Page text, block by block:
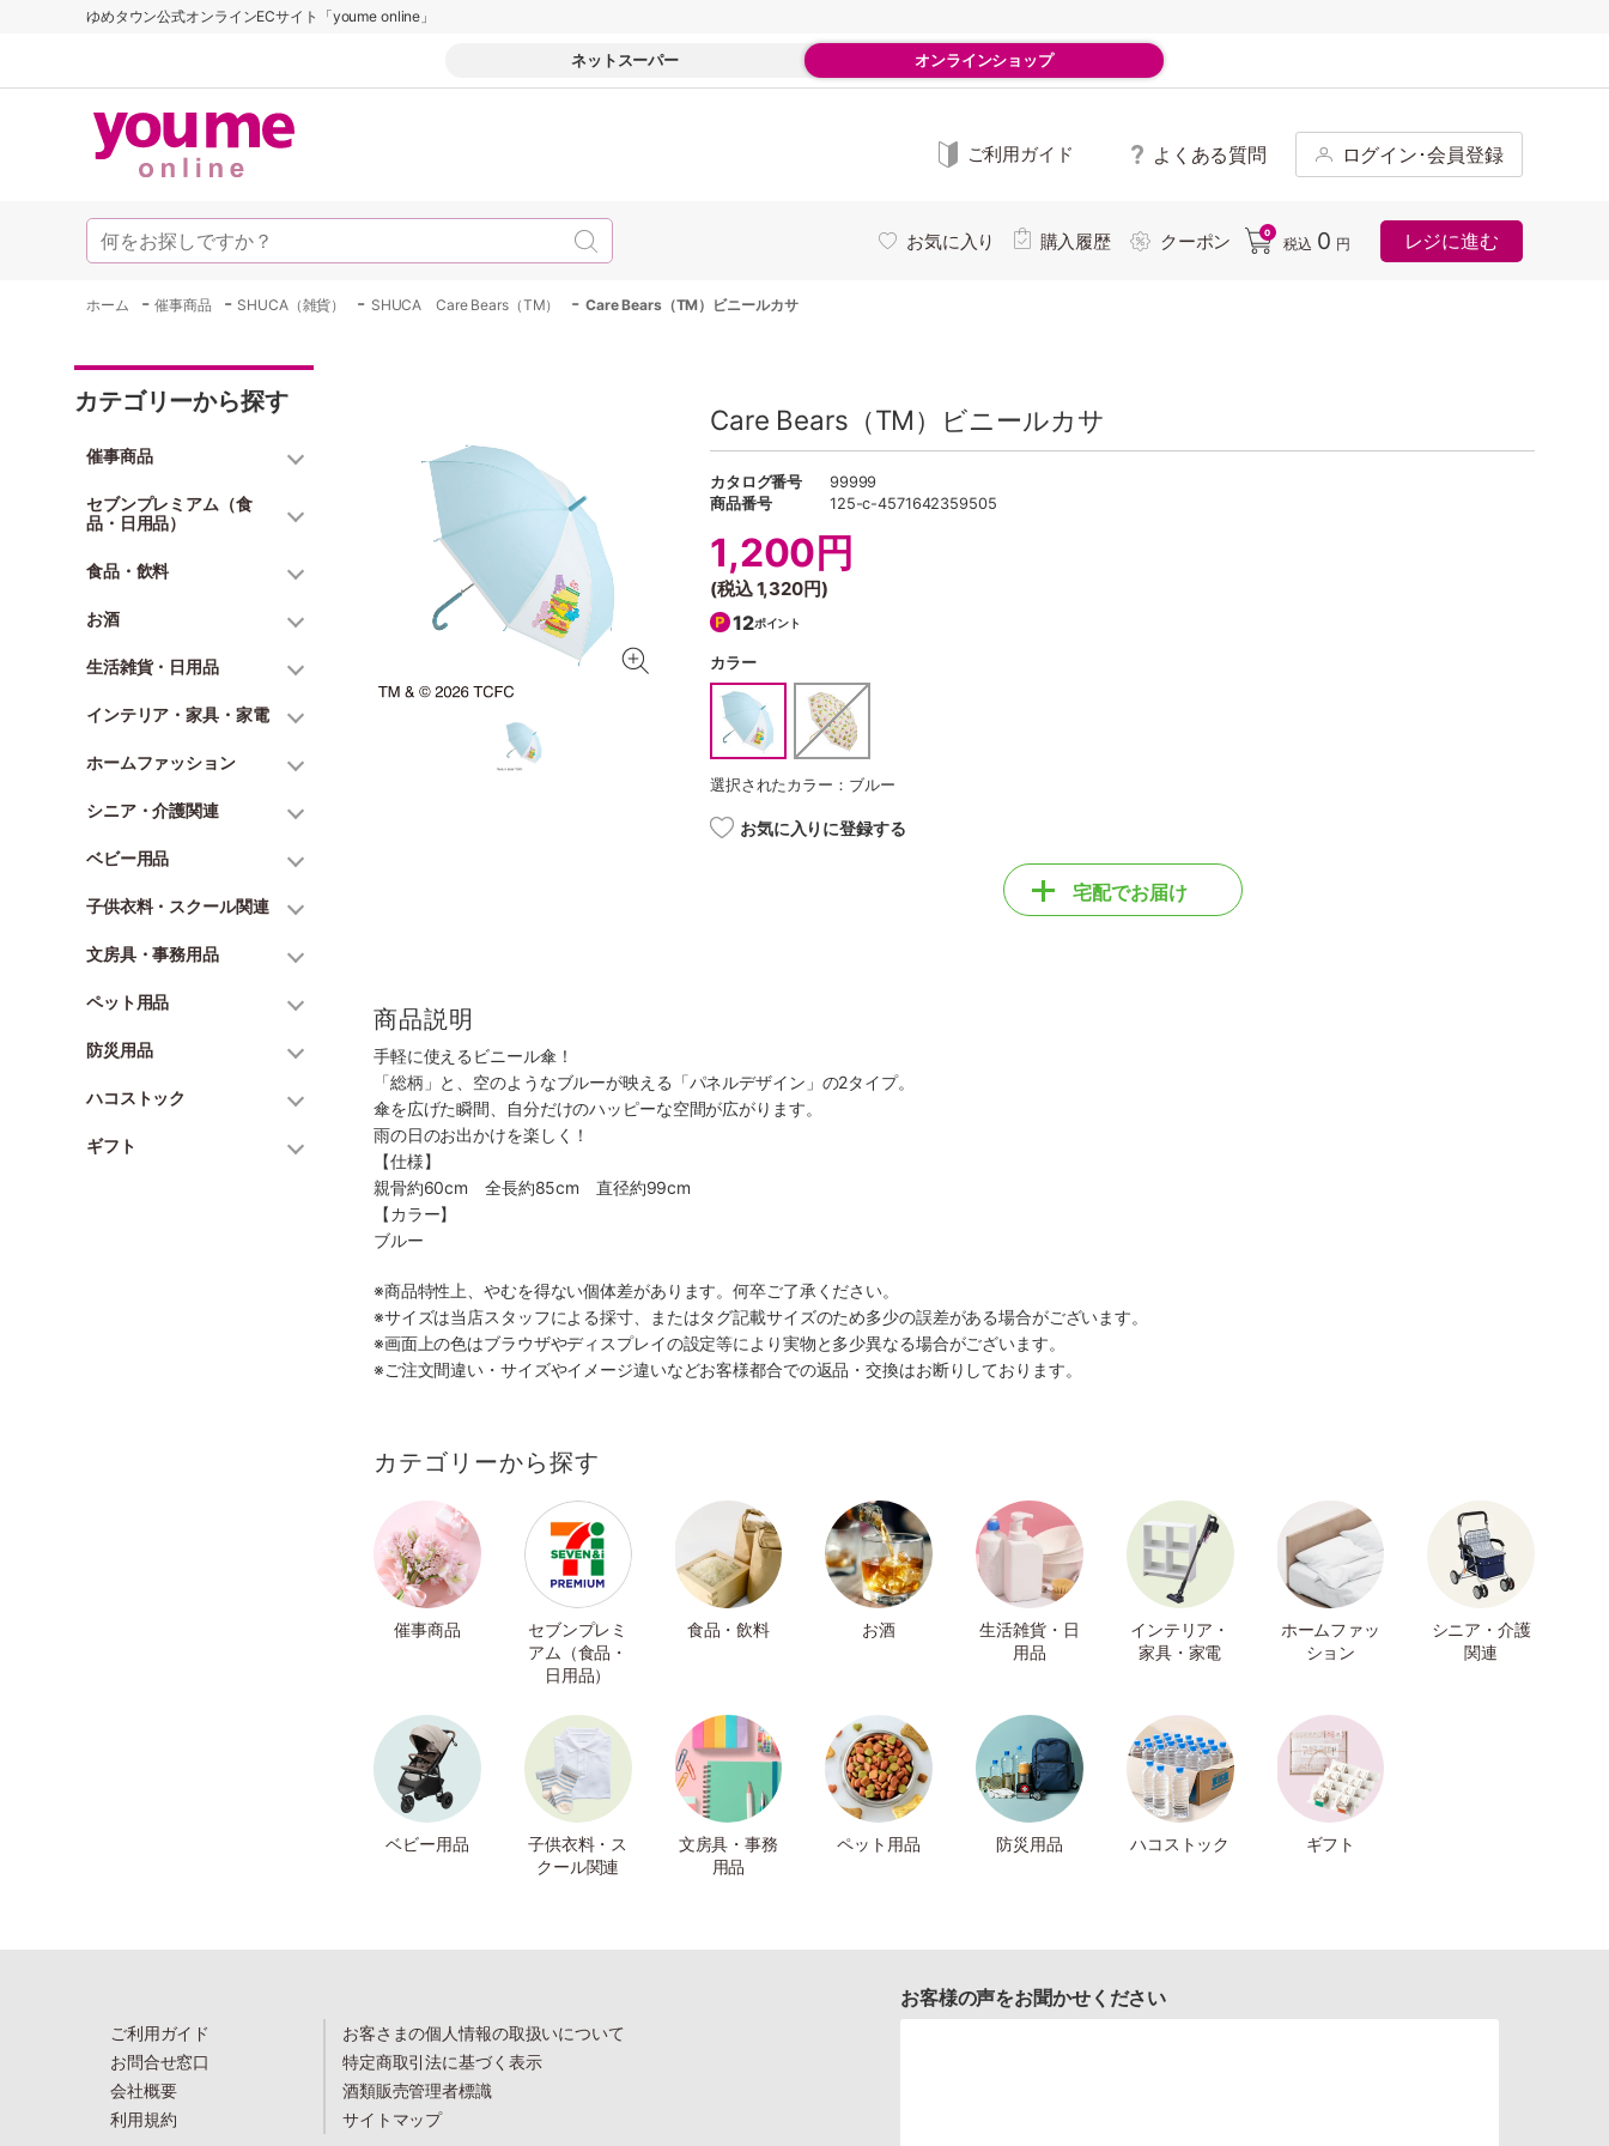
ゆめタウン公式オンラインECサイト「youme online」
ネットスーパー オンラインショップ
ご利用ガイド よくある質問 ログイン･会員登録
お気に入り 購入履歴 クーポン 0
税込 0 円 レジに進む
ホーム -催事商品 - SHUCA（雑貨） - SHUCA Care Bears（TM） - Care Bears（TM）ビニールカサ
カテゴリーから探す
催事商品
セブンプレミアム（食
品・日用品）
食品・飲料
お酒
生活雑貨・日用品
インテリア・家具・家電
ホームファッション
シニア・介護関連
ベビー用品
子供衣料・スクール関連
文房具・事務用品
ペット用品
防災用品
ハコストック
ギフト
Care Bears（TM）ビニールカサ
カタログ番号
99999
商品番号
125-c-4571642359505
1,200円
(税込1,320円)
12ポイント
カラー
選択されたカラー：ブルー
お気に入りに登録する
宅配でお届け
商品説明
手軽に使えるビニール傘！
「総柄」と、空のようなブルーが映える「パネルデザイン」の2タイプ。
傘を広げた瞬間、自分だけのハッピーな空間が広がります。
雨の日のお出かけを楽しく！
【仕様】
親骨約60cm 全長約85cm 直径約99cm
【カラー】
ブルー
※商品特性上、やむを得ない個体差があります。何卒ご了承ください。
※サイズは当店スタッフによる採寸、またはタグ記載サイズのため多少の誤差がある場合がございます。
※画面上の色はブラウザやディスプレイの設定等により実物と多少異なる場合がございます。
※ご注文間違い・サイズやイメージ違いなどお客様都合での返品・交換はお断りしております。
カテゴリーから探す
催事商品
セブンプレミ
アム（食品・
日用品）
食品・飲料 お酒
生活雑貨・日
用品
インテリア・
家具・家電
ホームファッ
ション
シニア・介護
関連
ベビー用品
子供衣料・ス
クール関連
文房具・事務
用品
ペット用品 防災用品 ハコストック ギフト
ご利用ガイド
お問合せ窓口
会社概要
利用規約
お客さまの個人情報の取扱いについて
特定商取引法に基づく表示
酒類販売管理者標識
サイトマップ
お客様の声をお聞かせください